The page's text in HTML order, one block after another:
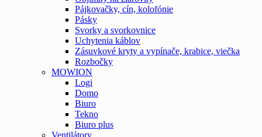
Pájkovačky, cín, kolofónie
Pásky
Svorky a svorkovnice
Uchytenia káblov
Zásuvkové kryty a vypínače, krabice, viečka
Rozbočky
MOWION
Logi
Domo
Biuro
Tekno
Biuro plus
Ventilátory